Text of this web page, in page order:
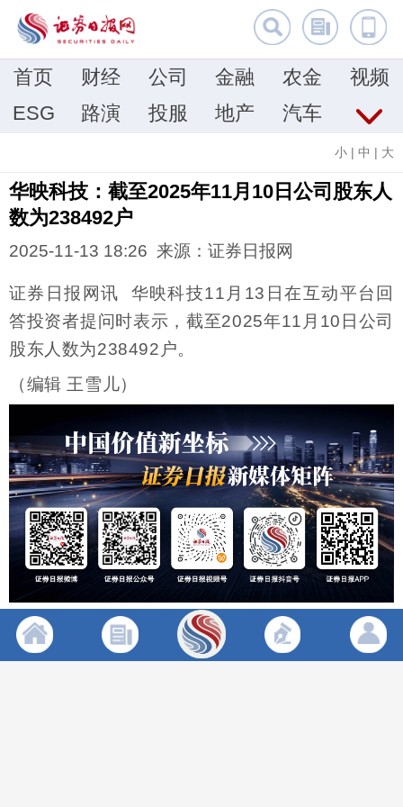
首页 财经 公司 金融 农金
视频
ESG
路演 投服 地产 汽车
小 | 中 | 大
华映科技：截至2025年11月10日公司股东人
数为238492户
2025-11-13 18:26 来源：证券日报网
证券日报网讯 华映科技11月13日在互动平台回
答投资者提问时表示，截至2025年11月10日公司
股东人数为238492户。
（编辑 王雪儿）